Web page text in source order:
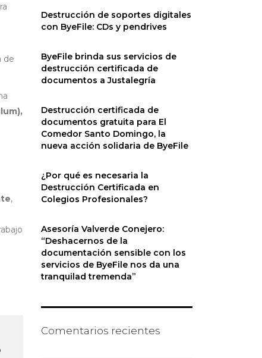
de
,
Destrucción de soportes digitales
con ByeFile: CDs y pendrives
ByeFile brinda sus servicios de
destrucción certificada de
documentos a Justalegría
Destrucción certificada de
documentos gratuita para El
Comedor Santo Domingo, la
nueva acción solidaria de ByeFile
¿Por qué es necesaria la
Destrucción Certificada en
Colegios Profesionales?
Asesoría Valverde Conejero:
“Deshacernos de la
documentación sensible con los
servicios de ByeFile nos da una
tranquilad tremenda”
Comentarios recientes